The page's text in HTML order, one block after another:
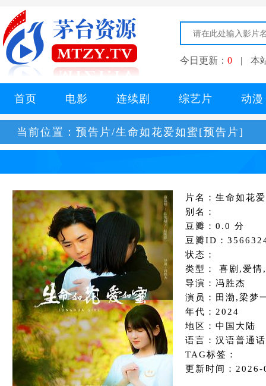
今日更新： 0 | 本
首页 电影 连续剧 综艺片 动漫
当前位置： 预告片/生命如花爱如蜜[预告片]
片名：生命如花
别名：
豆瓣：0.0 分
豆瓣ID：
状态：
类型： 喜剧,爱情
导演：冯胜杰
演员：田渤,梁梦
年代：2024
地区：中国大陆
语言：汉语普通话
TAG标签：
更新时间：